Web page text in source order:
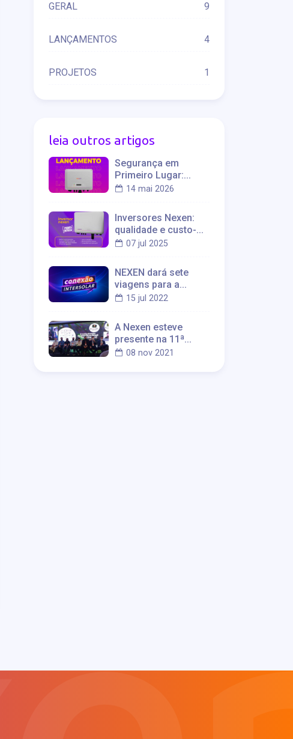
GERAL 9
LANÇAMENTOS 4
PROJETOS 1
leia outros artigos
Segurança em
Primeiro Lugar:
Conheça a
Nexen PRO
14 mai 2026
Inversores Nexen:
qualidade e custo-
benefício
07 jul 2025
NEXEN dará sete
viagens para a
Intersolar em julho
15 jul 2022
A Nexen esteve
presente na 11ª
edição especial do
08 nov 2021